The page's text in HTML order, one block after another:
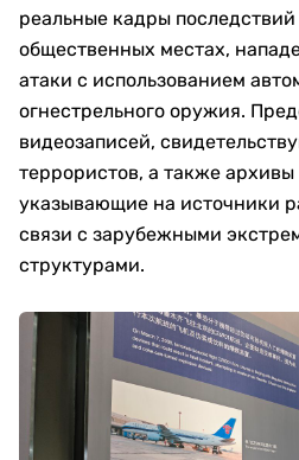
реальные кадры
общественных местах,
атаки с использованием
огнестрельного оружия.
видеозаписей,
террористов, а также
указывающие на источники
связи с зарубежными
структурами.